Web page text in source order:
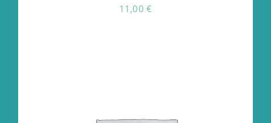
11,00€